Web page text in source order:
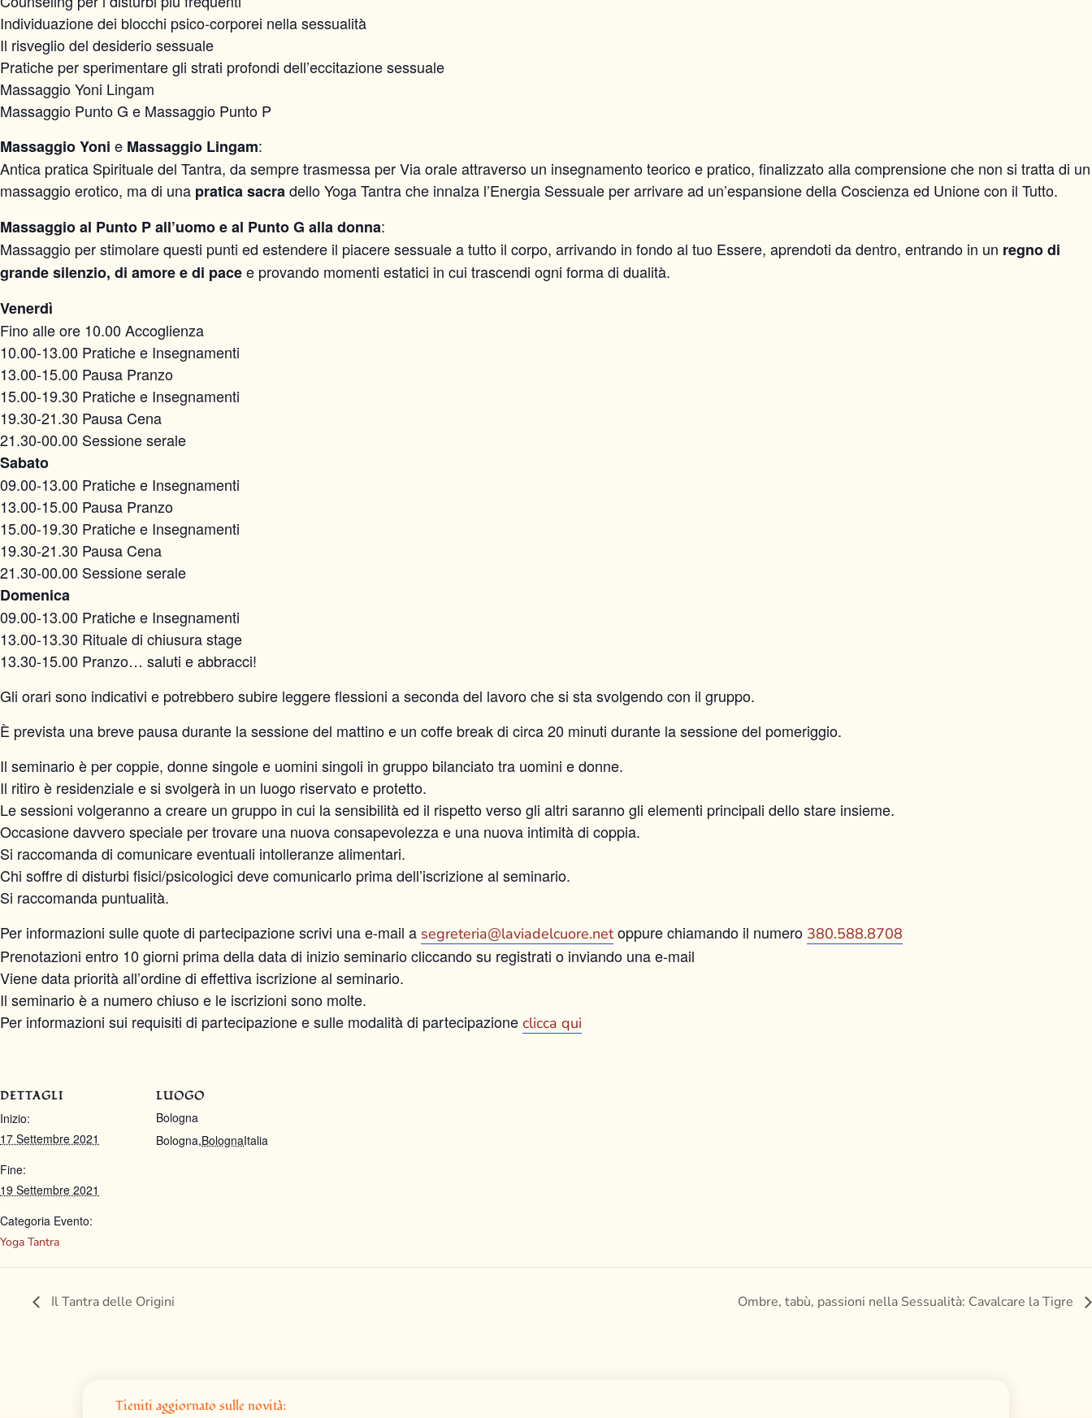
Individuazione dei blocchi psico-corporei nella sessualità
Il risveglio del desiderio sessuale
Pratiche per sperimentare gli strati profondi dell’eccitazione sessuale
Massaggio Yoni Lingam
Massaggio Punto G e Massaggio Punto P
Massaggio Yoni e Massaggio Lingam:
Antica pratica Spirituale del Tantra, da sempre trasmessa per Via orale attraverso un insegnamento teorico e pratico, finalizzato alla comprensione che non si tratta di un
massaggio erotico, ma di una pratica sacradello Yoga Tantra che innalza l’Energia Sessuale per arrivare ad un’espansione della Coscienza ed Unione con il Tutto.
Massaggio al Punto P all’uomo e al Punto G alla donna:
Massaggio per stimolare questi punti ed estendere il piacere sessuale a tutto il corpo, arrivando in fondo al tuo Essere, aprendoti da dentro, entrando in un regno di
grande silenzio, di amore e di pacee provando momenti estatici in cui trascendi ogni forma di dualità.
Venerdì
Fino alle ore 10.00 Accoglienza
10.00-13.00 Pratiche e Insegnamenti
13.00-15.00 Pausa Pranzo
15.00-19.30 Pratiche e Insegnamenti
19.30-21.30 Pausa Cena
21.30-00.00 Sessione serale
Sabato
09.00-13.00 Pratiche e Insegnamenti
13.00-15.00 Pausa Pranzo
15.00-19.30 Pratiche e Insegnamenti
19.30-21.30 Pausa Cena
21.30-00.00 Sessione serale
Domenica
09.00-13.00 Pratiche e Insegnamenti
13.00-13.30 Rituale di chiusura stage
13.30-15.00 Pranzo… saluti e abbracci!
Gli orari sono indicativi e potrebbero subire leggere flessioni a seconda del lavoro che si sta svolgendo con il gruppo.
È prevista una breve pausa durante la sessione del mattino e un coffe break di circa 20 minuti durante la sessione del pomeriggio.
Il seminario è per coppie, donne singole e uomini singoli in gruppo bilanciato tra uomini e donne.
Il ritiro è residenziale e si svolgerà in un luogo riservato e protetto.
Le sessioni volgeranno a creare un gruppo in cui la sensibilità ed il rispetto verso gli altri saranno gli elementi principali dello stare insieme.
Occasione davvero speciale per trovare una nuova consapevolezza e una nuova intimità di coppia.
Si raccomanda di comunicare eventuali intolleranze alimentari.
Chi soffre di disturbi fisici/psicologici deve comunicarlo prima dell’iscrizione al seminario.
Si raccomanda puntualità.
Per informazioni sulle quote di partecipazione scrivi una e-mail a segreteria@laviadelcuore.net oppure chiamando il numero 380.588.8708
Prenotazioni entro 10 giorni prima della data di inizio seminario cliccando su registrati o inviando una e-mail
Viene data priorità all’ordine di effettiva iscrizione al seminario.
Il seminario è a numero chiuso e le iscrizioni sono molte.
Per informazioni sui requisiti di partecipazione e sulle modalità di partecipazione clicca qui
DETTAGLI
Inizio:
17 Settembre 2021
Fine:
19 Settembre 2021
Categoria Evento:
Yoga Tantra
LUOGO
Bologna
Bologna,BolognaItalia
Il Tantra delle Origini Ombre, tabù, passioni nella Sessualità: Cavalcare la Tigre
Tieniti aggiornato sulle novità: